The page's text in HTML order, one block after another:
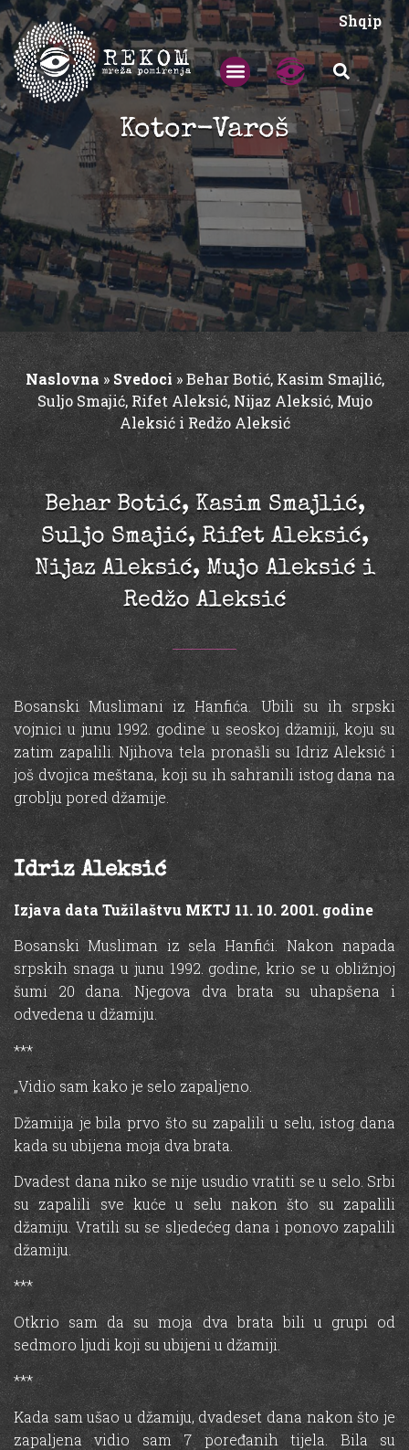
Shqip
Kotor-Varoš
Naslovna»Svedoci»Behar Botić, Kasim Smajlić,
Suljo Smajić, Rifet Aleksić, Nijaz Aleksić, Mujo
Aleksić i Redžo Aleksić
Behar Botić, Kasim Smajlić,
Suljo Smajić, Rifet Aleksić,
Nijaz Aleksić, Mujo Aleksić i
Redžo Aleksić
Bosanski Muslimani iz Hanfića. Ubili su ih srpski
vojnici u junu 1992. godine u seoskoj džamiji, koju su
zatim zapalili. Njihova tela pronašli su Idriz Aleksić i
još dvojica meštana, koji su ih sahranili istog dana na
groblju pored džamije.
Idriz Aleksić
Izjava data Tužilaštvu MKTJ 11. 10. 2001. godine
Bosanski Musliman iz sela Hanfići. Nakon napada
srpskih snaga u junu 1992. godine, krio se u obližnjoj
šumi 20 dana. Njegova dva brata su uhapšena i
odvedena u džamiju.
***
„Vidio sam kako je selo zapaljeno.
Džamiija je bila prvo što su zapalili u selu, istog dana
kada su ubijena moja dva brata.
Dvadest dana niko se nije usudio vratiti se u selo. Srbi
su zapalili sve kuće u selu nakon što su zapalili
džamiju. Vratili su se sljedećeg dana i ponovo zapalili
džamiju.
***
Otkrio sam da su moja dva brata bili u grupi od
sedmoro ljudi koji su ubijeni u džamiji.
***
Kada sam ušao u džamiju, dvadeset dana nakon što je
zapaljena vidio sam 7 poređanih tijela. Bila su